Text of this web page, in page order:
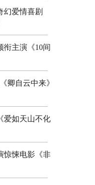
幻爱情喜剧
衔主演《10间
卿自云中来》
爱如天山不化
惊悚电影《非